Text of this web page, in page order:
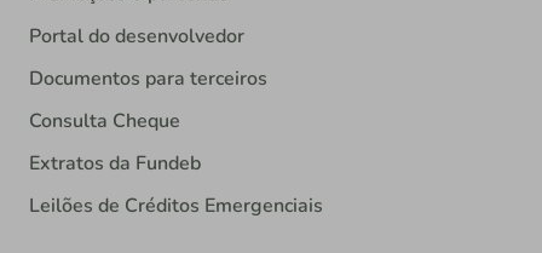
Portal do desenvolvedor
Documentos para terceiros
Consulta Cheque
Extratos da Fundeb
Leilões de Créditos Emergenciais